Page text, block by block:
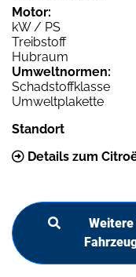
Motor:
kW / PS
Treibstoff
Hubraum
Umweltnormen:
Schadstoffklasse
Umweltplakette
Standort
Details zum
Weitere